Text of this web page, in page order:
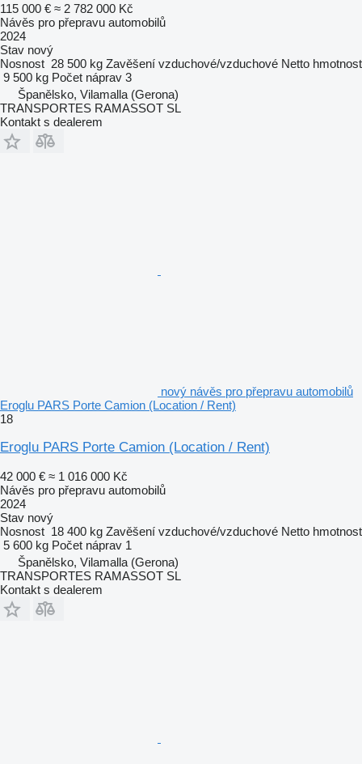
115 000 € ≈ 2 782 000 Kč
Návěs pro přepravu automobilů
2024
Stav nový
Nosnost 28 500 kg Zavěšení vzduchové/vzduchové Netto hmotnost
9 500 kg Počet náprav 3
Španělsko, Vilamalla (Gerona)
TRANSPORTES RAMASSOT SL
Kontakt s dealerem
nový návěs pro přepravu automobilů
Eroglu PARS Porte Camion (Location / Rent)
18
Eroglu PARS Porte Camion (Location / Rent)
42 000 € ≈ 1 016 000 Kč
Návěs pro přepravu automobilů
2024
Stav nový
Nosnost 18 400 kg Zavěšení vzduchové/vzduchové Netto hmotnost
5 600 kg Počet náprav 1
Španělsko, Vilamalla (Gerona)
TRANSPORTES RAMASSOT SL
Kontakt s dealerem